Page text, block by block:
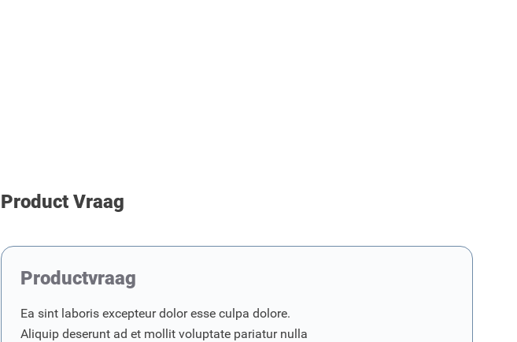
Product Vraag
Productvraag
Ea sint laboris excepteur dolor esse culpa dolore.
Aliquip deserunt ad et mollit voluptate pariatur nulla